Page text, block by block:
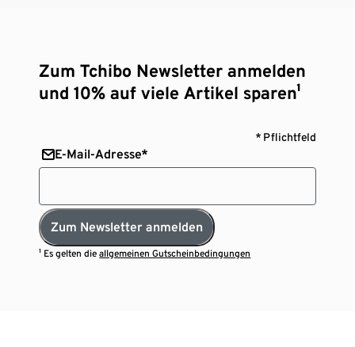
Zum Tchibo Newsletter anmelden
und 10% auf viele Artikel sparen¹
* Pflichtfeld
E-Mail-Adresse*
Zum Newsletter anmelden
¹ Es gelten dieallgemeinen Gutscheinbedingungen